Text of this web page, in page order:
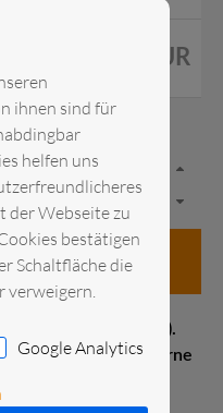
0,83 EUR
(1–21 Kalendertage).
wir Ihnen gerne
Sie uns gerne eine
ihnen sind für
helfen uns
der Webseite zu
bestätigen
Schaltfläche die
Google Analytics